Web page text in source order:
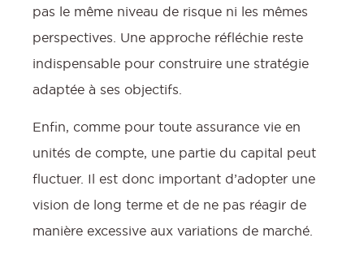
pas le même niveau de risque ni les mêmes
perspectives. Une approche réfléchie reste
indispensable pour construire une stratégie
adaptée à ses objectifs.
Enfin, comme pour toute assurance vie en
unités de compte, une partie du capital peut
fluctuer. Il est donc important d’adopter une
vision de long terme et de ne pas réagir de
manière excessive aux variations de marché.